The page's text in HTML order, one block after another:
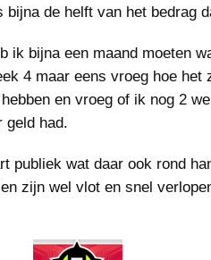
bijna de helft van het bedrag
ik bijna een maand moeten
4 maar eens vroeg hoe het
en vroeg of ik nog 2
geld had.
publiek wat daar ook rond
zijn wel vlot en snel